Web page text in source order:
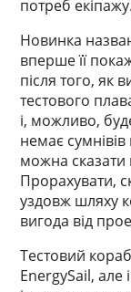
потреб екіпажу.
Новинка
вперше її
після того, як
тестового
і, можливо,
немає
можна сказати
Прорахувати,
уздовж шляху
вигода від
Тестовий
EnergySail, але